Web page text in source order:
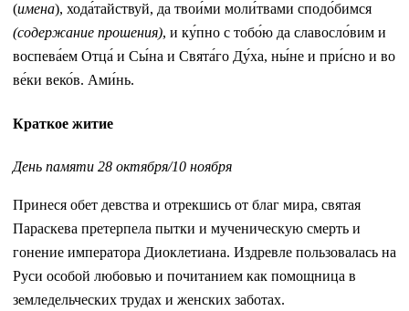
(имена), хода́тайствуй, да твои́ми моли́твами сподо́бимся
(содержание прошения), и ку́пно с тобо́ю да славосло́вим и
воспева́ем Отца́ и Сы́на и Свята́го Ду́ха, ны́не и при́сно и во
ве́ки веко́в. Ами́нь.
Краткое житие
День памяти 28 октября/10 ноября
Принеся обет девства и отрекшись от благ мира, святая
Параскева претерпела пытки и мученическую смерть и
гонение императора Диоклетиана. Издревле пользовалась на
Руси особой любовью и почитанием как помощница в
земледельческих трудах и женских заботах.